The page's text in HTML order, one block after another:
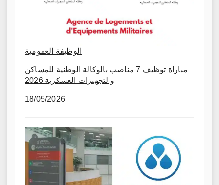
الوظيفة العمومية
مباراة توظيف 7 مناصب بالوكالة الوطنية للمساكن
والتجهيزات العسكرية 2026
18/05/2026